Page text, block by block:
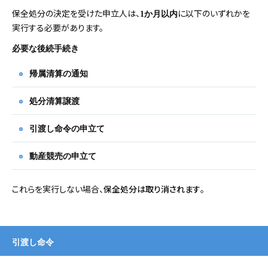
保全処分の決定を受けた申立人は、 1か月以内に以下のいずれかを
実行する必要があります。
必要な後続手続き
帰属清算の通知
処分清算譲渡
引渡し命令の申立て
動産競売の申立て
これらを実行しない場合、保全処分は取り消されます。
引渡し命令